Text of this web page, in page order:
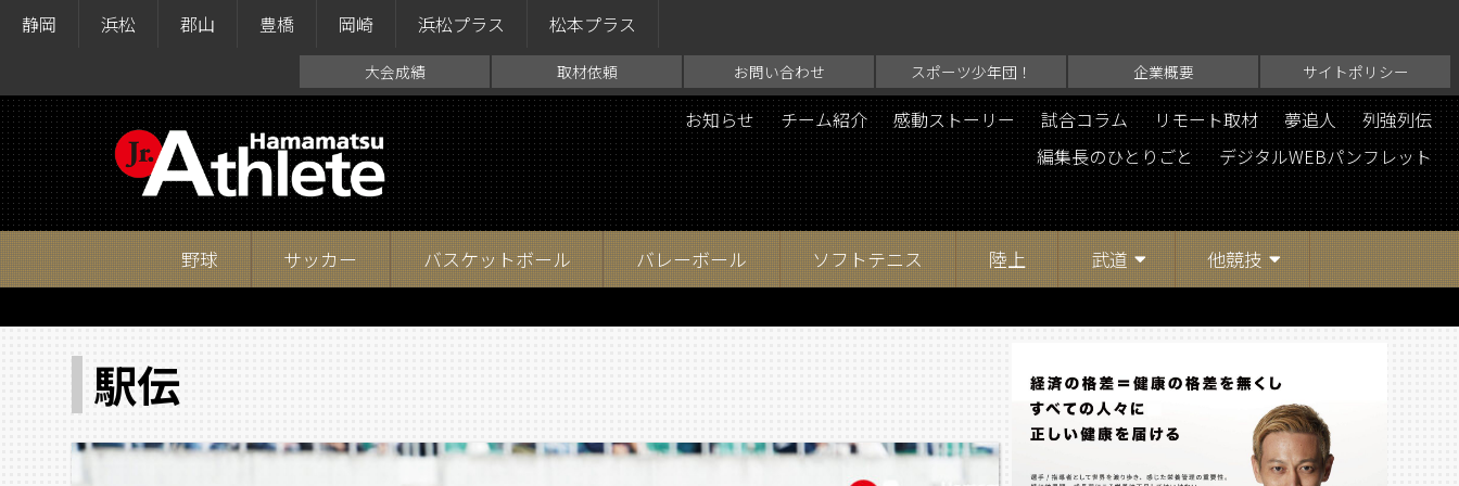
静岡 浜松 郡山 豊橋 岡崎 浜松プラス 松本プラス
大会成績 取材依頼 お問い合わせ スポーツ少年団！ 企業概要 サイトポリシー
お知らせ チーム紹介 感動ストーリー 試合コラム リモート取材 夢追人
列強列伝
編集長のひとりごと
デジタルWEBパンフレット
野球 サッカー バスケットボール バレーボール ソフトテニス 陸上 武道 他競技
駅伝